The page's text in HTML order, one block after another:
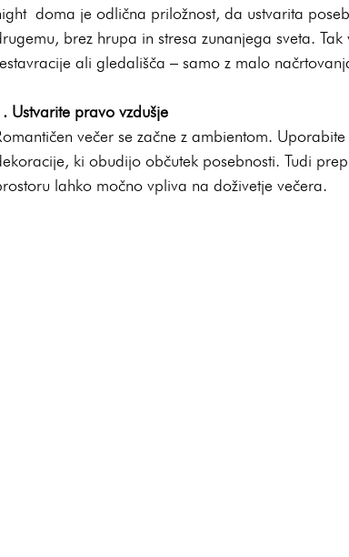
doma je odlična priložnost, da ustvarita
brez hrupa in stresa zunanjega sveta.
ali gledališča – samo z malo
Ustvarite pravo vzdušje
večer se začne z ambientom.
ki obudijo občutek posebnosti. Tudi
lahko močno vpliva na doživetje večera.